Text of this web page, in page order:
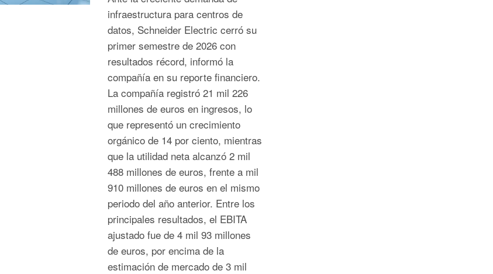
infraestructura para centros de
datos, Schneider Electric cerró su
primer semestre de 2026 con
resultados récord, informó la
compañía en su reporte financiero.
La compañía registró 21 mil 226
millones de euros en ingresos, lo
que representó un crecimiento
orgánico de 14 por ciento, mientras
que la utilidad neta alcanzó 2 mil
488 millones de euros, frente a mil
910 millones de euros en el mismo
periodo del año anterior. Entre los
principales resultados, el EBITA
ajustado fue de 4 mil 93 millones
de euros, por encima de la
estimación de mercado de 3 mil